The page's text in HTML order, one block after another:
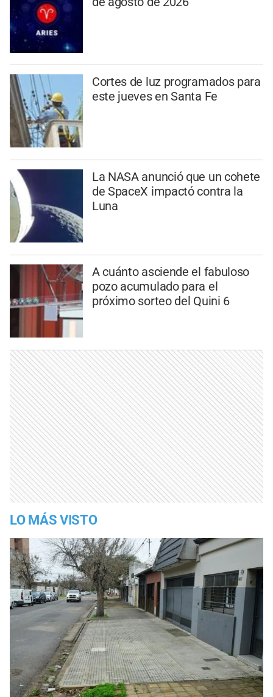
Cortes de luz programados para
este jueves en Santa Fe
La NASA anunció que un cohete
de SpaceX impactó contra la
Luna
A cuánto asciende el fabuloso
pozo acumulado para el
próximo sorteo del Quini 6
LO MÁS VISTO